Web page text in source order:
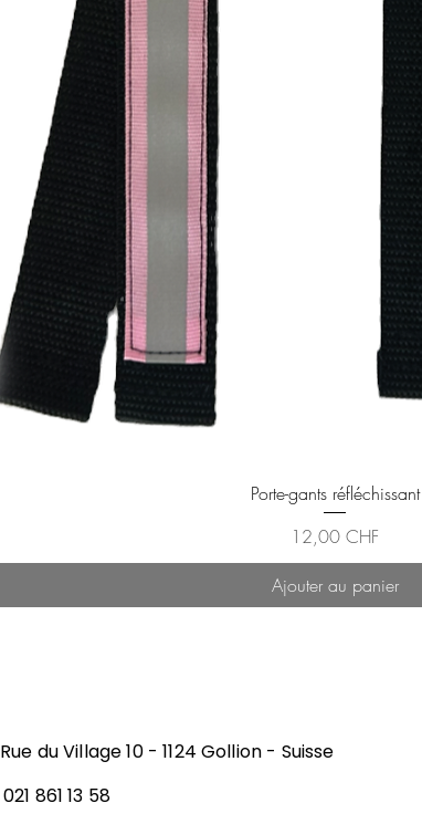
Aperçu rapide
Porte-gants réfléchissant
Prix
12,00 CHF
Ajouter au panier
Rue du Village 10 - 1124 Gollion - Suisse
021 861 13 58